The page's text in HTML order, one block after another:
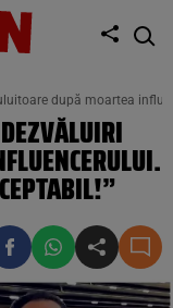
după moartea